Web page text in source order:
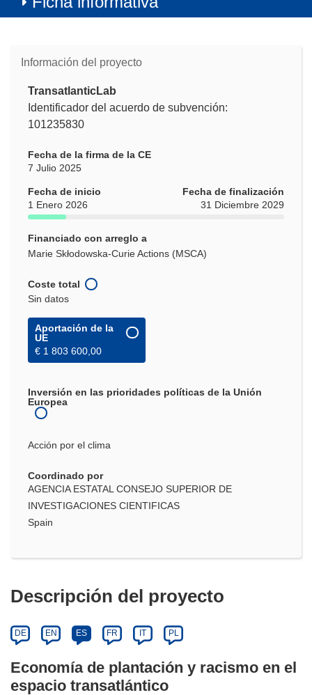
Información del proyecto
TransatlanticLab
Identificador del acuerdo de subvención:
101235830
Fecha de la firma de la CE
7 Julio 2025
Fecha de inicio
1 Enero 2026
Fecha de finalización
31 Diciembre 2029
Financiado con arreglo a
Marie Skłodowska-Curie Actions (MSCA)
Coste total
Sin datos
Aportación de la
UE
€ 1 803 600,00
Inversión en las prioridades políticas de la Unión
Europea
Acción por el clima
Coordinado por
AGENCIA ESTATAL CONSEJO SUPERIOR DE
INVESTIGACIONES CIENTIFICAS
Spain
Descripción del proyecto
DE EN ES FR IT PL
Economía de plantación y racismo en el
espacio transatlántico